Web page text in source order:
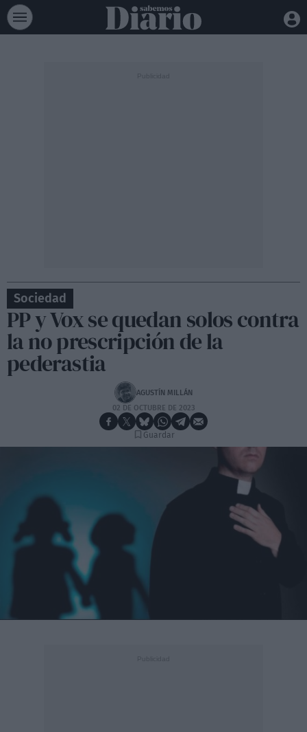
Sociedad
PP y Vox se quedan solos contra
la no prescripción de la
pederastia
AGUSTÍN MILLÁN
02 DE OCTUBRE DE 2023
Guardar